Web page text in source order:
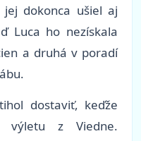
dokonca ušiel aj
Luca ho nezískala
a druhá v poradí
dostaviť, keďže
výletu z Viedne.